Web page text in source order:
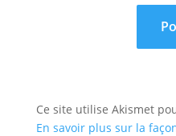
Ce site utilise Akismet
En savoir plus sur la